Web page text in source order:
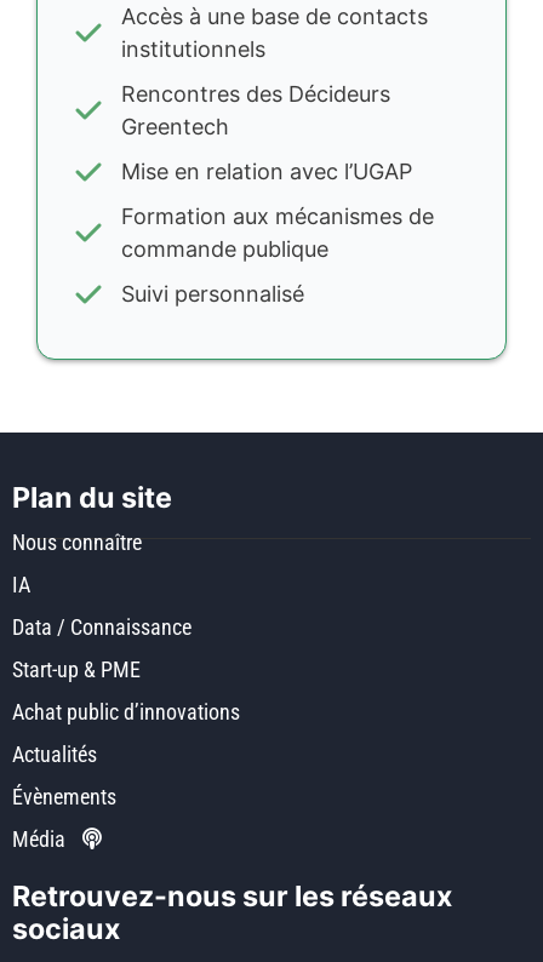
Accès à une base de contacts
institutionnels
Rencontres des Décideurs
Greentech
Mise en relation avec l’UGAP
Formation aux mécanismes de
commande publique
Suivi personnalisé
Plan du site
Nous connaître
IA
Data / Connaissance
Start-up & PME
Achat public d’innovations
Actualités
Évènements
Média
Retrouvez-nous sur les réseaux
sociaux